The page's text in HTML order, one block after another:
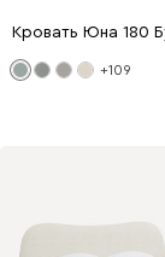
Кровать Юна 180
+109